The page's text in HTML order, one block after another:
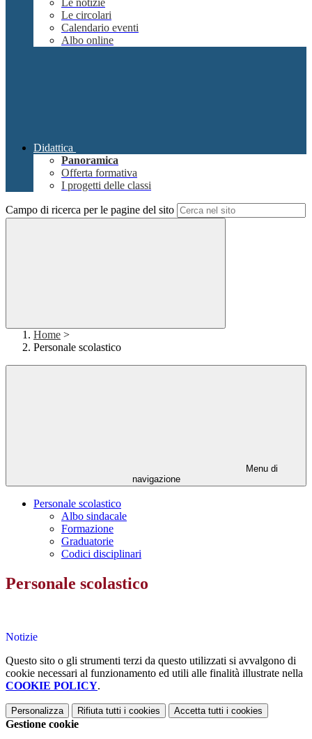
Le notizie
Le circolari
Calendario eventi
Albo online
Didattica
Panoramica
Offerta formativa
I progetti delle classi
Campo di ricerca per le pagine del sito
Home >
Personale scolastico
Menu di
navigazione
Personale scolastico
Albo sindacale
Formazione
Graduatorie
Codici disciplinari
Personale scolastico
Notizie
Questo sito o gli strumenti terzi da questo utilizzati si avvalgono di
cookie necessari al funzionamento ed utili alle finalità illustrate nella
COOKIE POLICY.
Personalizza Rifiuta tutti i cookies Accetta tutti i cookies
Gestione cookie